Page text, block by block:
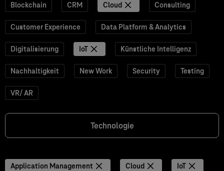
Blockchain CRM Cloud Consulting
Customer Experience Data Platform & Analytics
Digitalisierung IoT Künstliche Intelligenz
Nachhaltigkeit New Work Security Testing
VR/ AR
Technologie
Application Management Cloud
IoT